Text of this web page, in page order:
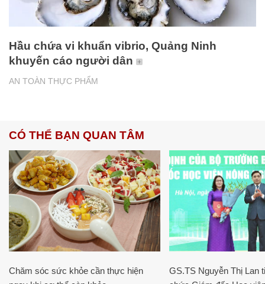
AN TOÀN THỰC PHẨM
Hầu chứa vi khuẩn vibrio, Quảng Ninh
khuyến cáo người dân
CÓ THỂ BẠN QUAN TÂM
Chăm sóc sức khỏe cần thực hiện
GS.TS Nguyễn Thị Lan